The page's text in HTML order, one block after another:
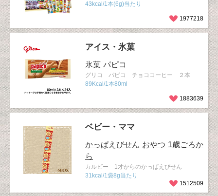
43kcal/1本(6g)当たり
1977218
アイス・氷菓
氷菓 パピコ
グリコ パピコ チョココーヒー ２本
89Kcal/1本80ml
1883639
ベビー・ママ
かっぱえびせん おやつ 1歳ごろか
ら
カルビー 1才からのかっぱえびせん
31kcal/1袋8g当たり
1512509